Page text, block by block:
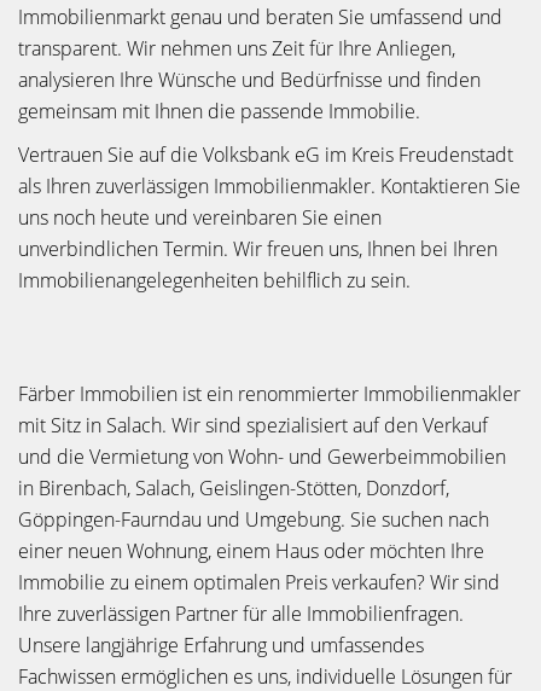
Immobilienmarkt genau und beraten Sie umfassend und
transparent. Wir nehmen uns Zeit für Ihre Anliegen,
analysieren Ihre Wünsche und Bedürfnisse und finden
gemeinsam mit Ihnen die passende Immobilie.
Vertrauen Sie auf die Volksbank eG im Kreis Freudenstadt
als Ihren zuverlässigen Immobilienmakler. Kontaktieren Sie
uns noch heute und vereinbaren Sie einen
unverbindlichen Termin. Wir freuen uns, Ihnen bei Ihren
Immobilienangelegenheiten behilflich zu sein.
Färber Immobilien ist ein renommierter Immobilienmakler
mit Sitz in Salach. Wir sind spezialisiert auf den Verkauf
und die Vermietung von Wohn- und Gewerbeimmobilien
in Birenbach, Salach, Geislingen-Stötten, Donzdorf,
Göppingen-Faurndau und Umgebung. Sie suchen nach
einer neuen Wohnung, einem Haus oder möchten Ihre
Immobilie zu einem optimalen Preis verkaufen? Wir sind
Ihre zuverlässigen Partner für alle Immobilienfragen.
Unsere langjährige Erfahrung und umfassendes
Fachwissen ermöglichen es uns, individuelle Lösungen für